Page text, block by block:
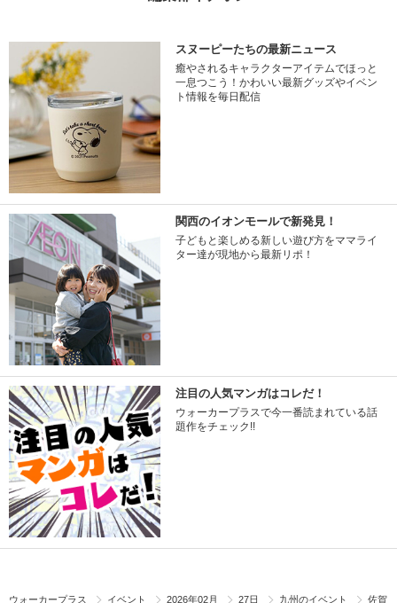
スヌーピーたちの最新ニュース
癒やされるキャラクターアイテムでほっと
一息つこう！かわいい最新グッズやイベン
ト情報を毎日配信
関西のイオンモールで新発見！
子どもと楽しめる新しい遊び方をママライ
ター達が現地から最新リポ！
注目の人気マンガはコレだ！
ウォーカープラスで今一番読まれている話
題作をチェック!!
ウォーカープラス イベント 2026年02月 27日 九州のイベント
佐賀